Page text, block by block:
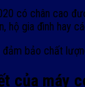
có chân cao
hộ gia đình hay
bảo chất
của máy